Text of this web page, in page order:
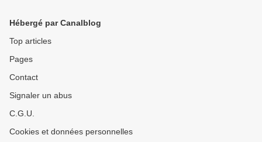
Hébergé par Canalblog
Top articles
Pages
Contact
Signaler un abus
C.G.U.
Cookies et données personnelles